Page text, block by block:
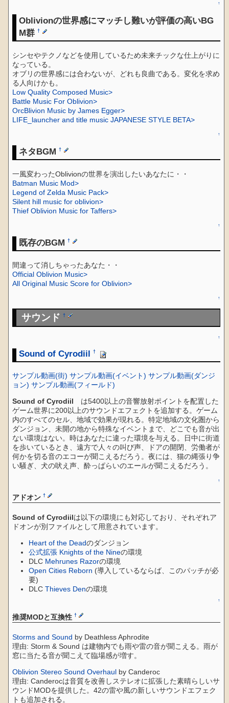
↑
Oblivionの世界感にマッチし難いが評価の高いBG
M群†
シンセやテクノなどを使用しているため未来チックな仕上がりに
なっている。
オブリの世界感には合わないが、どれも良曲である。変化を求め
る人向けかも。
Low Quality Composed Music>
Battle Music For Oblivion>
OrcBlivion Music by James Egger>
LIFE_launcher and title music JAPANESE STYLE BETA>
↑
ネタBGM†
一風変わったOblivionの世界を演出したいあなたに・・
Batman Music Mod>
Legend of Zelda Music Pack>
Silent hill music for oblivion>
Thief Oblivion Music for Taffers>
↑
既存のBGM†
間違って消しちゃったあなた・・
Official Oblivion Music>
All Original Music Score for Oblivion>
↑
サウンド†
↑
Sound of Cyrodiil †
サンプル動画(街) サンプル動画(イベント) サンプル動画(ダンジ
ョン) サンプル動画(フィールド)
Sound of Cyrodiil は5400以上の音響放射ポイントを配置した
ゲーム世界に200以上のサウンドエフェクトを追加する。ゲーム
内のすべてのセル、地域で効果が現れる。特定地域の文化圏から
ダンジョン、未開の地から特殊なイベントまで、どこでも音が出
ない環境はない。時はあなたに違った環境を与える。日中に街道
を歩いているとき、遠方で人々の叫び声、ドアの開閉、労働者が
何かを切る音のエコーが聞こえるだろう。夜には、猫の縄張り争
い騒ぎ、犬の吠え声、酔っぱらいのエールが聞こえるだろう。
↑
アドオン†
Sound of Cyrodiilは以下の環境にも対応しており、それぞれア
ドオンが別ファイルとして用意されています。
Heart of the Deadのダンジョン
公式拡張 Knights of the Nineの環境
DLC Mehrunes Razorの環境
Open Cities Reborn (導入しているならば、このパッチが必
要)
DLCThieves Denの環境
↑
推奨MODと互換性†
Storms and Sound by Deathless Aphrodite
理由: Storm & Sound は建物内でも雨や雷の音が聞こえる。雨が
窓に当たる音が聞こえて臨場感が増す。
Oblivion Stereo Sound Overhaul by Canderoc
理由: Canderocは音質を改善しステレオに拡張した素晴らしいサ
ウンドMODを提供した。42の雷や風の新しいサウンドエフェク
トも追加される。